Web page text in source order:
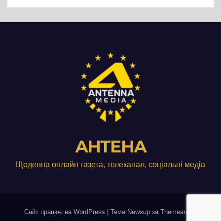
АНТЕНА
Щоденна онлайн газета, телеканал, соціальні медіа
Сайт працює на WordPress Тема:Newsup за Themeansar